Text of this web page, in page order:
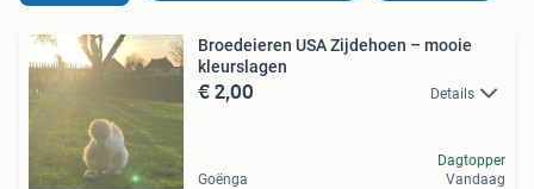
Broedeieren USA Zijdehoen – mooie
kleurslagen
€ 2,00 Details
Goënga
Dagtopper
Vandaag